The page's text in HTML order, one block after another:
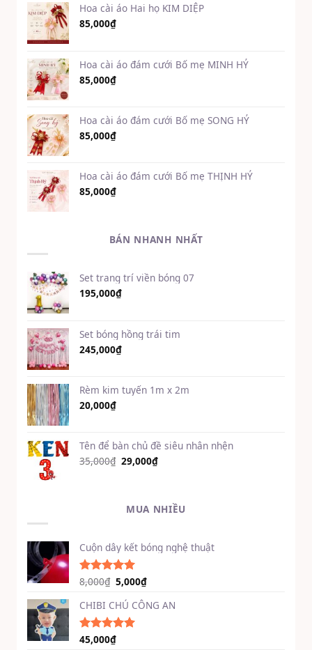
Hoa cài áo Hai họ KIM DIỆP
85,000₫
Hoa cài áo đám cưới Bố mẹ MINH HỶ
85,000₫
Hoa cài áo đám cưới Bố mẹ SONG HỶ
85,000₫
Hoa cài áo đám cưới Bố mẹ THỊNH HỶ
85,000₫
BÁN NHANH NHẤT
Set trang trí viền bóng 07
195,000₫
Set bóng hồng trái tim
245,000₫
Rèm kim tuyến 1m x 2m
20,000₫
Tên để bàn chủ đề siêu nhân nhện
35,000₫ Giá
29,000₫Giá
29,000₫.
MUA NHIỀU
Cuộn dây kết bóng nghệ thuật
Được xếp
5 sao
8,000₫ Giá
là:
8,000₫.
5,000₫Giá
tại
CHIBI CHÚ CÔNG AN
Được xếp
45,000₫